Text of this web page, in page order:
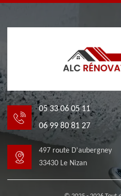
05 33 06 05 11
06 99 80 81 27
497 route D'aubergney
33430 Le Nizan